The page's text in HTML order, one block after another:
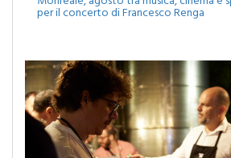
Monreale, agosto tra musica, cinema e